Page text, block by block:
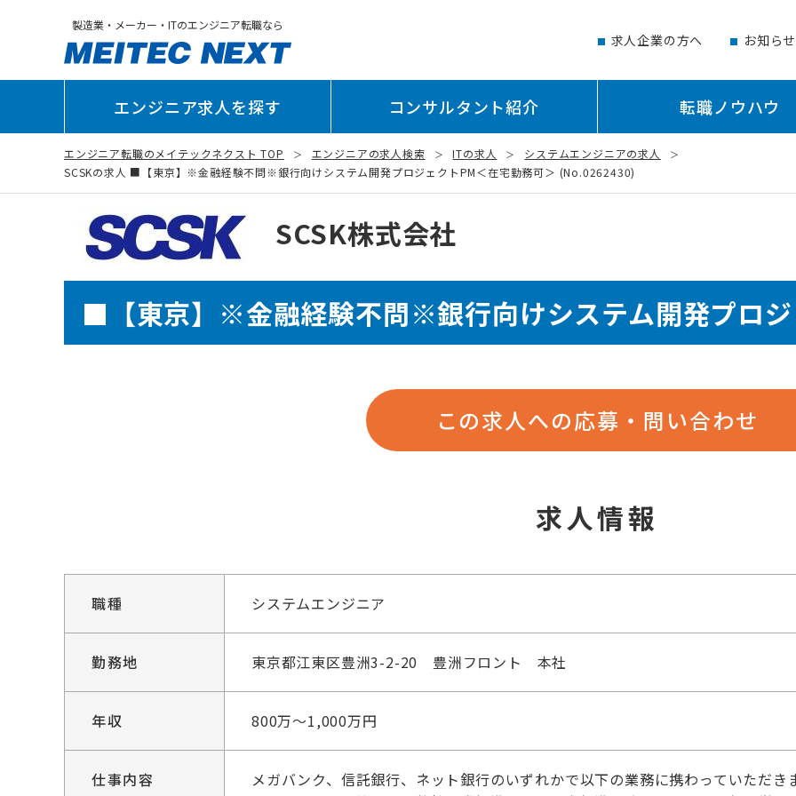
製造業・メーカー・ITのエンジニア転職なら
求人企業の方へ お知らせ
エンジニア求人を探す コンサルタント紹介 転職ノウハウ
エンジニア転職のメイテックネクスト TOP エンジニアの求人検索 ITの求人
システムエンジニアの求人
SCSKの求人 ■【東京】※金融経験不問※銀行向けシステム開発プロジェクトPM＜在宅勤務可＞ (No.0262430)
SCSK株式会社
■【東京】※金融経験不問※銀行向けシステム開発プロ
この求人への応募・問い合わせ
求人情報
職種 システムエンジニア
勤務地 東京都江東区豊洲3-2-20 豊洲フロント 本社
年収 800万～1,000万円
仕事内容
メガバンク、信託銀行、ネット銀行のいずれかで以下の業務に携わっていただき